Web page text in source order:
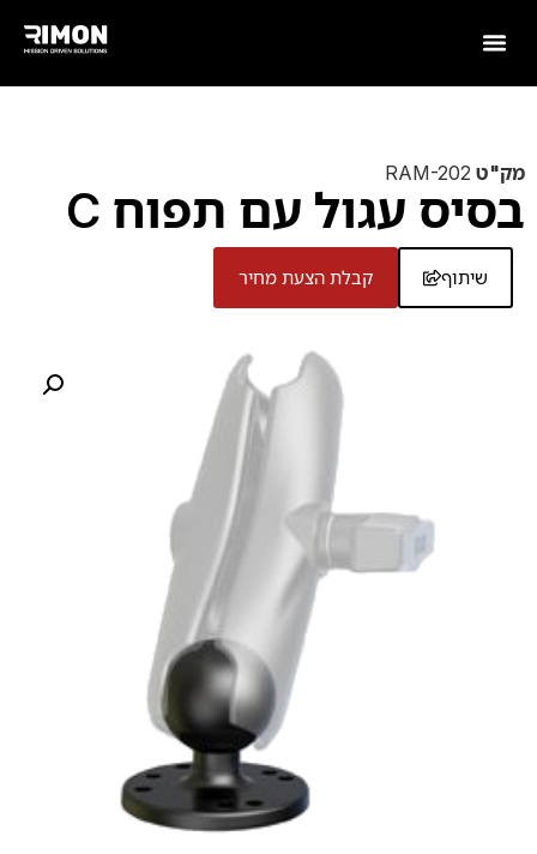
מק"ט RAM-202
בסיס עגול עם תפוח C
שיתוף קבלת הצעת מחיר